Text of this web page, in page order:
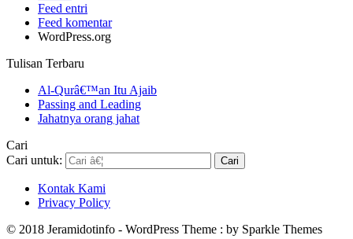
Feed entri
Feed komentar
WordPress.org
Tulisan Terbaru
Al-Qurâ€™an Itu Ajaib
Passing and Leading
Jahatnya orang jahat
Cari
Cari untuk:
Kontak Kami
Privacy Policy
© 2018 Jeramidotinfo - WordPress Theme : by Sparkle Themes